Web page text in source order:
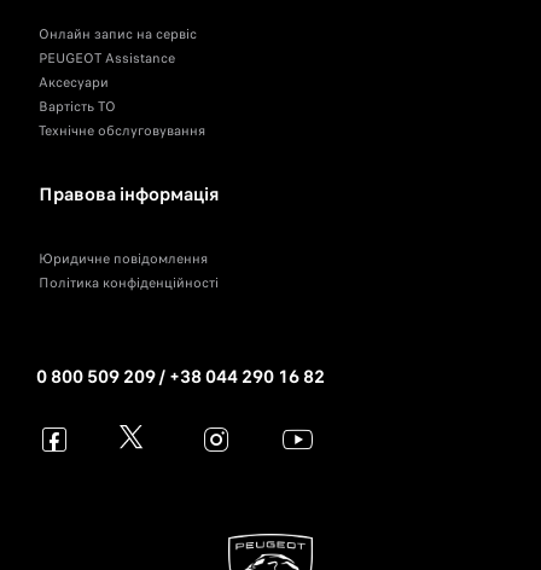
Онлайн запис на сервіс
PEUGEOT Assistance
Аксесуари
Вартість ТО
Технічне обслуговування
Правова інформація
Юридичне повідомлення
Політика конфіденційності
0 800 509 209 / +38 044 290 16 82